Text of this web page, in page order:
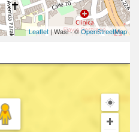
Leaflet | Wasi - ©OpenStreetMap